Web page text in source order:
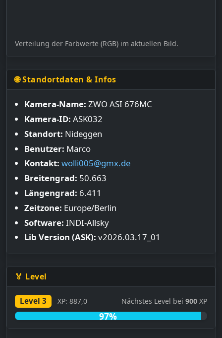
Verteilung der Farbwerte (RGB) im aktuellen Bild.
🌐 Standortdaten & Infos
Kamera-Name: ZWO ASI 676MC
Kamera-ID: ASK032
Standort: Nideggen
Benutzer: Marco
Kontakt: wolli005@gmx.de
Breitengrad: 50.663
Längengrad: 6.411
Zeitzone: Europe/Berlin
Software: INDI-Allsky
Lib Version (ASK): v2026.03.17_01
🏅 Level
Level 3 XP: 887,0 Nächstes Level bei 900 XP
97%